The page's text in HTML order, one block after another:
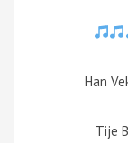
Han
Tije